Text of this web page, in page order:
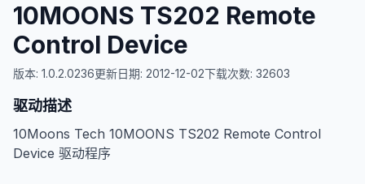
10MOONS TS202 Remote
Control Device
版本: 1.0.2.0236更新日期: 2012-12-02下载次数: 32603
驱动描述
10Moons Tech 10MOONS TS202 Remote Control
Device 驱动程序